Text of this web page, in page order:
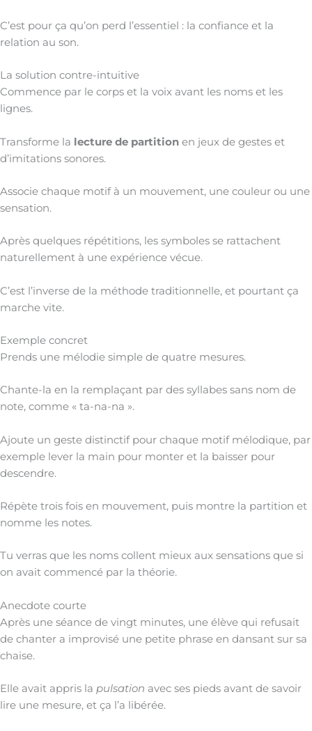
C’est pour ça qu’on perd l’essentiel : la confiance et la
relation au son.
La solution contre-intuitive
Commence par le corps et la voix avant les noms et les
lignes.
Transforme la lecture de partition en jeux de gestes et
d’imitations sonores.
Associe chaque motif à un mouvement, une couleur ou une
sensation.
Après quelques répétitions, les symboles se rattachent
naturellement à une expérience vécue.
C’est l’inverse de la méthode traditionnelle, et pourtant ça
marche vite.
Exemple concret
Prends une mélodie simple de quatre mesures.
Chante-la en la remplaçant par des syllabes sans nom de
note, comme « ta-na-na ».
Ajoute un geste distinctif pour chaque motif mélodique, par
exemple lever la main pour monter et la baisser pour
descendre.
Répète trois fois en mouvement, puis montre la partition et
nomme les notes.
Tu verras que les noms collent mieux aux sensations que si
on avait commencé par la théorie.
Anecdote courte
Après une séance de vingt minutes, une élève qui refusait
de chanter a improvisé une petite phrase en dansant sur sa
chaise.
Elle avait appris la pulsation avec ses pieds avant de savoir
lire une mesure, et ça l’a libérée.